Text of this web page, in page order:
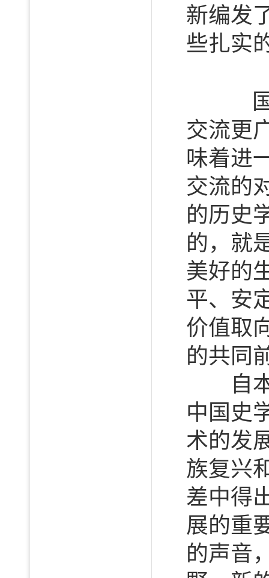
新编发
些扎实
国
交流更
味着进
交流的
的历史
的，就
美好的
平、安
价值取
的共同
自本
中国史
术的发
族复兴
差中得
展的重
的声音